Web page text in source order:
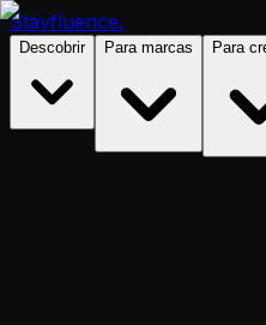
Stayfluence.
Descobrir Para marcas Para